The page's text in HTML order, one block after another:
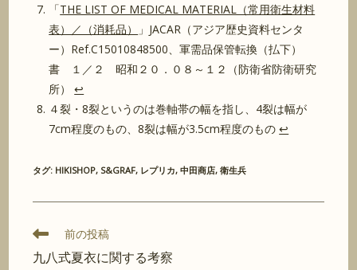
「THE LIST OF MEDICAL MATERIAL（常用衛生材料
表）／（消耗品）
」JACAR（アジア歴史資料センタ
ー）Ref.C15010848500、軍需品保管転換（払下）
書 １／２ 昭和２０．０８～１２（防衛省防衛研究
所）↩︎
４裂・8裂というのは巻軸帯の幅を指し、4裂は幅が
7cm程度のもの、8裂は幅が3.5cm程度のもの↩︎
タグ: HIKISHOP, S&GRAF, レプリカ, 中田商店, 衛生兵
そ
の
他
前の投稿
九八式夏衣に関する考察